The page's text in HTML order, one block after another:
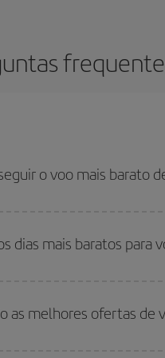
o voo mais barato
e horários de sua ida e volta.
dias mais baratos para
quer ir e quais datas você
você possa encontrar a melhor
as melhores ofertas de